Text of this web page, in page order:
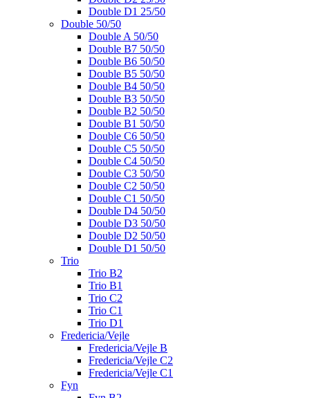
Double D1 25/50
Double 50/50
Double A 50/50
Double B7 50/50
Double B6 50/50
Double B5 50/50
Double B4 50/50
Double B3 50/50
Double B2 50/50
Double B1 50/50
Double C6 50/50
Double C5 50/50
Double C4 50/50
Double C3 50/50
Double C2 50/50
Double C1 50/50
Double D4 50/50
Double D3 50/50
Double D2 50/50
Double D1 50/50
Trio
Trio B2
Trio B1
Trio C2
Trio C1
Trio D1
Fredericia/Vejle
Fredericia/Vejle B
Fredericia/Vejle C2
Fredericia/Vejle C1
Fyn